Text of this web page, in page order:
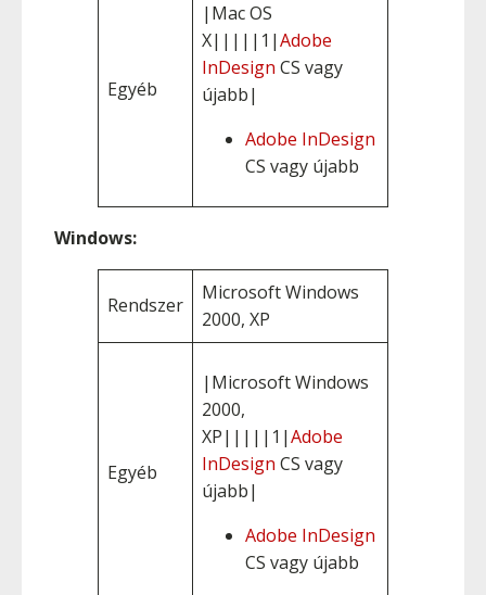
Egyéb
|Mac OS
X|||||1|Adobe
InDesign CS vagy
újabb|
Adobe InDesign
CS vagy újabb
Windows:
Rendszer
Microsoft Windows
2000, XP
Egyéb
|Microsoft Windows
2000,
XP|||||1|Adobe
InDesign CS vagy
újabb|
Adobe InDesign
CS vagy újabb